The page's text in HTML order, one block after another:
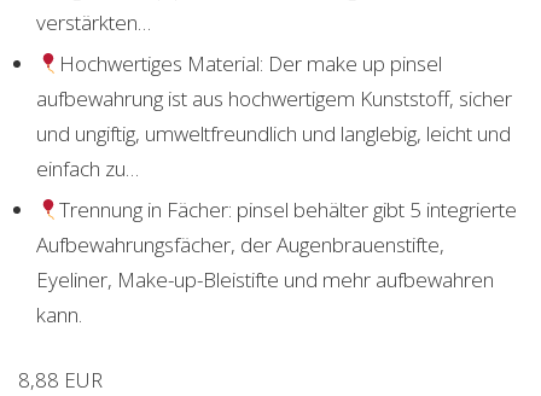
verstärkten…
Hochwertiges Material: Der make up pinsel
aufbewahrung ist aus hochwertigem Kunststoff, sicher
und ungiftig, umweltfreundlich und langlebig, leicht und
einfach zu…
Trennung in Fächer: pinsel behälter gibt 5 integrierte
Aufbewahrungsfächer, der Augenbrauenstifte,
Eyeliner, Make-up-Bleistifte und mehr aufbewahren
kann.
8,88 EUR